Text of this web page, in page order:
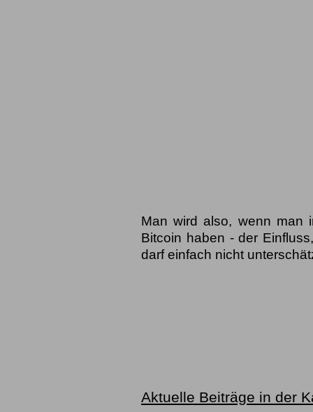
Man wird also, wenn man
Bitcoin haben - der
darf einfach nicht
Aktuelle Beiträge in der